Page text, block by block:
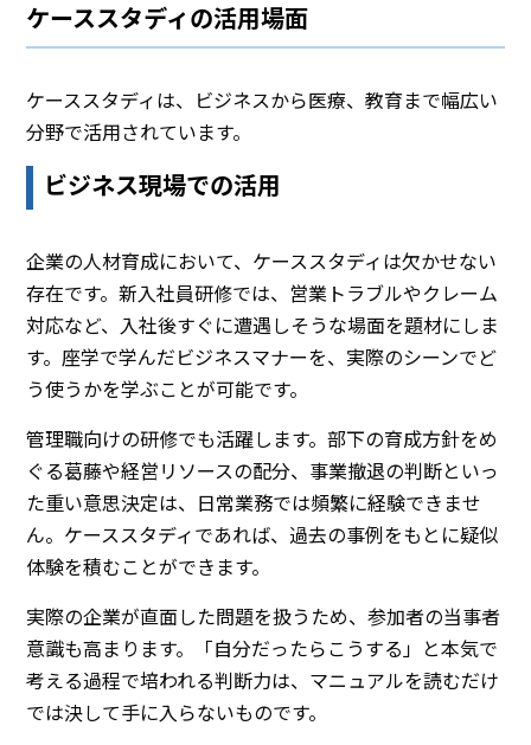
ケーススタディの活用場面
ケーススタディは、ビジネスから医療、教育まで幅広い
分野で活用されています。
ビジネス現場での活用
企業の人材育成において、ケーススタディは欠かせない
存在です。新入社員研修では、営業トラブルやクレーム
対応など、入社後すぐに遭遇しそうな場面を題材にしま
す。座学で学んだビジネスマナーを、実際のシーンでど
う使うかを学ぶことが可能です。
管理職向けの研修でも活躍します。部下の育成方針をめ
ぐる葛藤や経営リソースの配分、事業撤退の判断といっ
た重い意思決定は、日常業務では頻繁に経験できませ
ん。ケーススタディであれば、過去の事例をもとに疑似
体験を積むことができます。
実際の企業が直面した問題を扱うため、参加者の当事者
意識も高まります。「自分だったらこうする」と本気で
考える過程で培われる判断力は、マニュアルを読むだけ
では決して手に入らないものです。